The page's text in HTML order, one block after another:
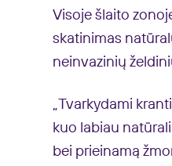
Visoje šlaito
skatinimas
neinvazinių
„Tvarkydami
kuo labiau
bei prieinamą